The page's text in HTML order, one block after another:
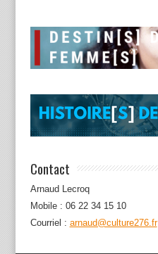
Contact
Arnaud Lecroq
Mobile : 06 22 34 15 10
Courriel : arnaud@culture276.fr